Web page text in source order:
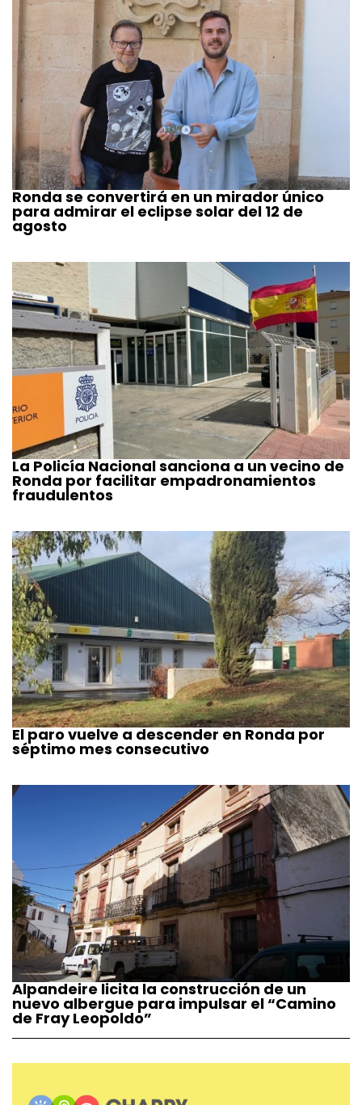
Ronda se convertirá en un mirador único
para admirar el eclipse solar del 12 de
agosto
La Policía Nacional sanciona a un vecino de
Ronda por facilitar empadronamientos
fraudulentos
El paro vuelve a descender en Ronda por
séptimo mes consecutivo
Alpandeire licita la construcción de un
nuevo albergue para impulsar el “Camino
de Fray Leopoldo”